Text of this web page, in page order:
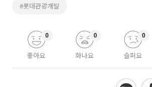
#롯데관광개발
좋아요
0
화나요
0
슬퍼요
0